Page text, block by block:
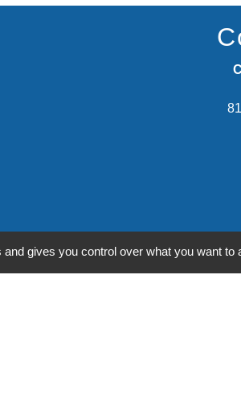
gives you control over what you want to